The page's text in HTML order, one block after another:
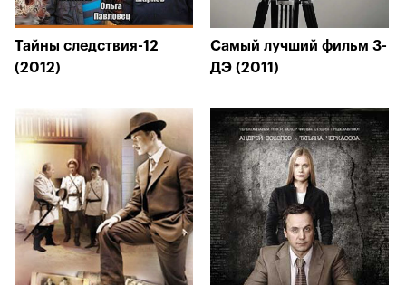
Тайны следствия-12
(2012)
Самый лучший фильм 3-
ДЭ (2011)